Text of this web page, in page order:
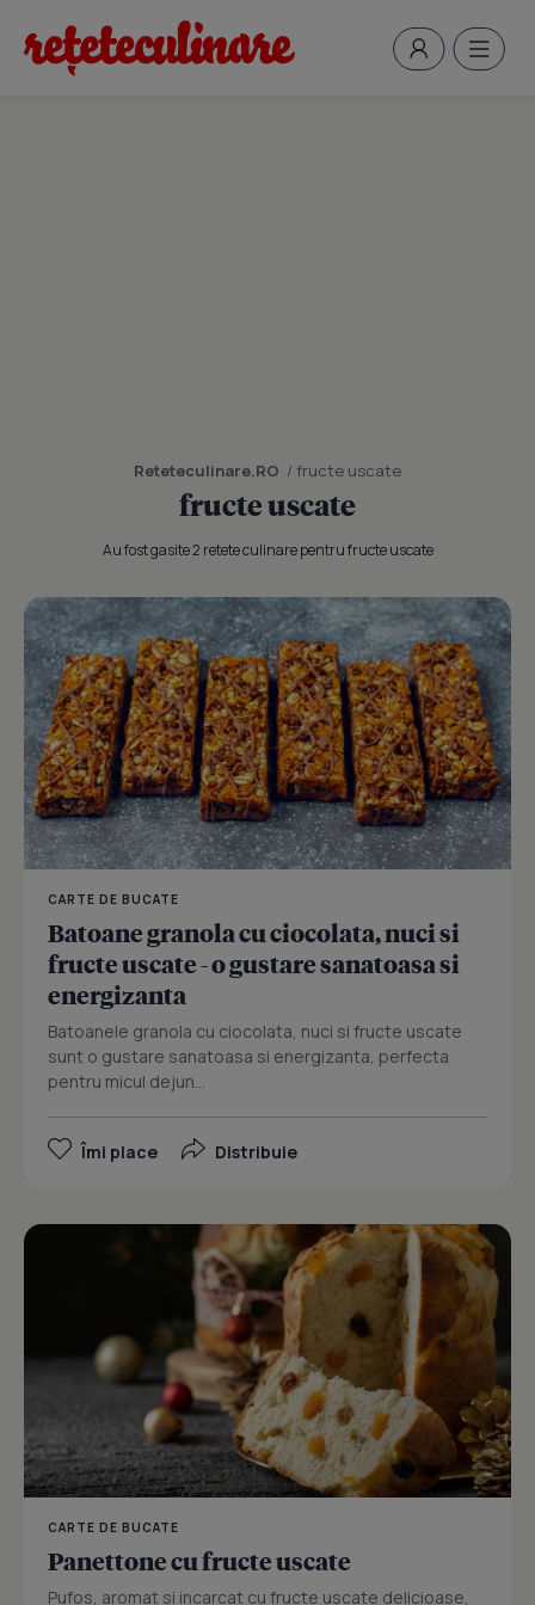
Reteteculinare.RO / fructe uscate
fructe uscate
Au fost gasite 2 retete culinare pentru fructe uscate
CARTE DE BUCATE
Batoane granola cu ciocolata, nuci si
fructe uscate - o gustare sanatoasa si
energizanta
Batoanele granola cu ciocolata, nuci si fructe uscate
sunt o gustare sanatoasa si energizanta, perfecta
pentru micul dejun...
Îmi place Distribuie
CARTE DE BUCATE
Panettone cu fructe uscate
Pufos, aromat si incarcat cu fructe uscate delicioase,